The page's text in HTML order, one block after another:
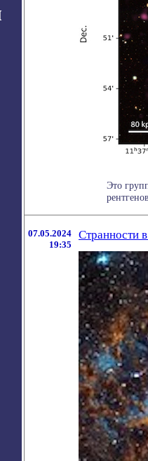
Это
07.05.2024
19:35
Странности